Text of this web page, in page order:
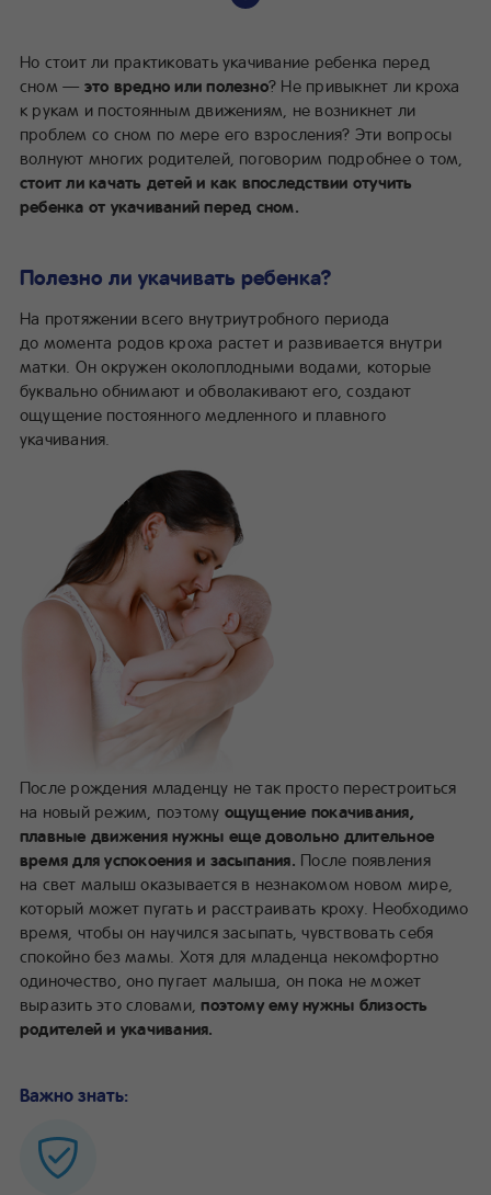
Но стоит ли практиковать укачивание ребенка перед
сном — это вредно или полезно? Не привыкнет ли кроха
к рукам и постоянным движениям, не возникнет ли
проблем со сном по мере его взросления? Эти вопросы
волнуют многих родителей, поговорим подробнее о том,
стоит ли качать детей и как впоследствии отучить
ребенка от укачиваний перед сном.
Полезно ли укачивать ребенка?
На протяжении всего внутриутробного периода
до момента родов кроха растет и развивается внутри
матки. Он окружен околоплодными водами, которые
буквально обнимают и обволакивают его, создают
ощущение постоянного медленного и плавного
укачивания.
После рождения младенцу не так просто перестроиться
на новый режим, поэтому ощущение покачивания,
плавные движения нужны еще довольно длительное
время для успокоения и засыпания. После появления
на свет малыш оказывается в незнакомом новом мире,
который может пугать и расстраивать кроху. Необходимо
время, чтобы он научился засыпать, чувствовать себя
спокойно без мамы. Хотя для младенца некомфортно
одиночество, оно пугает малыша, он пока не может
выразить это словами,поэтому ему нужны близость
родителей и укачивания.
Важно знать: